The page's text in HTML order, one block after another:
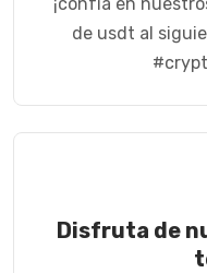
de usdt al
Disfruta de